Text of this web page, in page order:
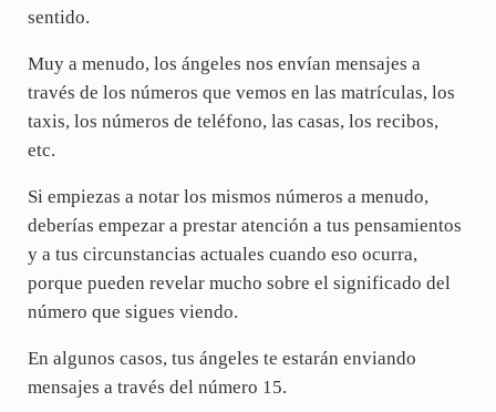
sentido.
Muy a menudo, los ángeles nos envían mensajes a
través de los números que vemos en las matrículas, los
taxis, los números de teléfono, las casas, los recibos,
etc.
Si empiezas a notar los mismos números a menudo,
deberías empezar a prestar atención a tus pensamientos
y a tus circunstancias actuales cuando eso ocurra,
porque pueden revelar mucho sobre el significado del
número que sigues viendo.
En algunos casos, tus ángeles te estarán enviando
mensajes a través del número 15.